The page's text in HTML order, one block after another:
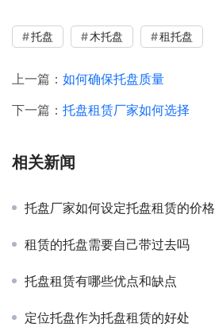
托盘 木托盘 租托盘
上一篇： 如何确保托盘质量
下一篇： 托盘租赁厂家如何选择
相关新闻
托盘厂家如何设定托盘租赁的价格
租赁的托盘需要自己带过去吗
托盘租赁有哪些优点和缺点
定位托盘作为托盘租赁的好处